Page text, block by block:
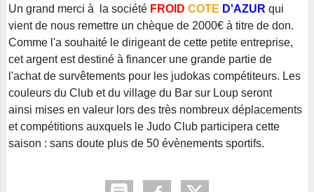
Un grand merci à la société FROID COTE D'AZUR qui
vient de nous remettre un chèque de 2000€ à titre de don.
Comme l'a souhaité le dirigeant de cette petite entreprise,
cet argent est destiné à financer une grande partie de
l'achat de survêtements pour les judokas compétiteurs. Les
couleurs du Club et du village du Bar sur Loup seront
ainsi mises en valeur lors des très nombreux déplacements
et compétitions auxquels le Judo Club participera cette
saison : sans doute plus de 50 évènements sportifs.